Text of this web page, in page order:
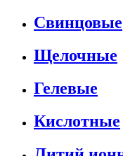
Свинцовые
Щелочные
Гелевые
Кислотные